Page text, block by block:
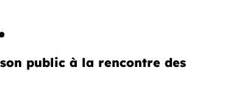
public à la rencontre des